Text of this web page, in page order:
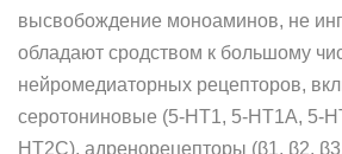
высвобождение моноаминов, не
обладают сродством к большому
нейромедиаторных рецепторов,
серотониновые (5-HT1, 5-HT1A, 5-
HT2C), адренорецепторы (β1, β2,